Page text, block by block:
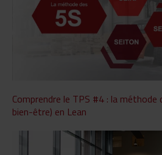
Comprendre le TPS #4 : la méthode
bien-être) en Lean